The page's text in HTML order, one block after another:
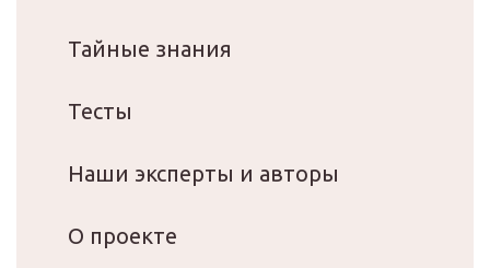
Тайные знания
Тесты
Наши эксперты и авторы
О проекте